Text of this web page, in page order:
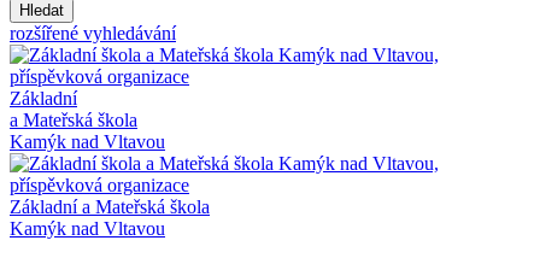
Hledat
rozšířené vyhledávání
Základní
a Mateřská škola
Kamýk nad Vltavou
Základní a Mateřská škola
Kamýk nad Vltavou